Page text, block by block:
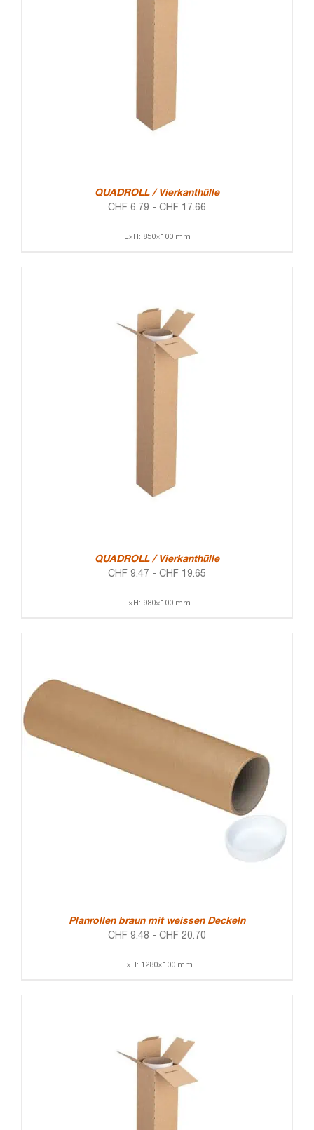
QUADROLL / Vierkanthülle
CHF 6.79 - CHF 17.66
L×H: 850×100 mm
QUADROLL / Vierkanthülle
CHF 9.47 - CHF 19.65
L×H: 980×100 mm
Planrollen braun mit weissen Deckeln
CHF 9.48 - CHF 20.70
L×H: 1280×100 mm